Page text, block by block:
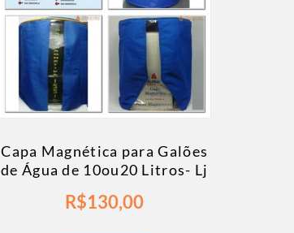
Capa Magnética para Galões
de Água de 10ou20 Litros- Lj
R$130,00